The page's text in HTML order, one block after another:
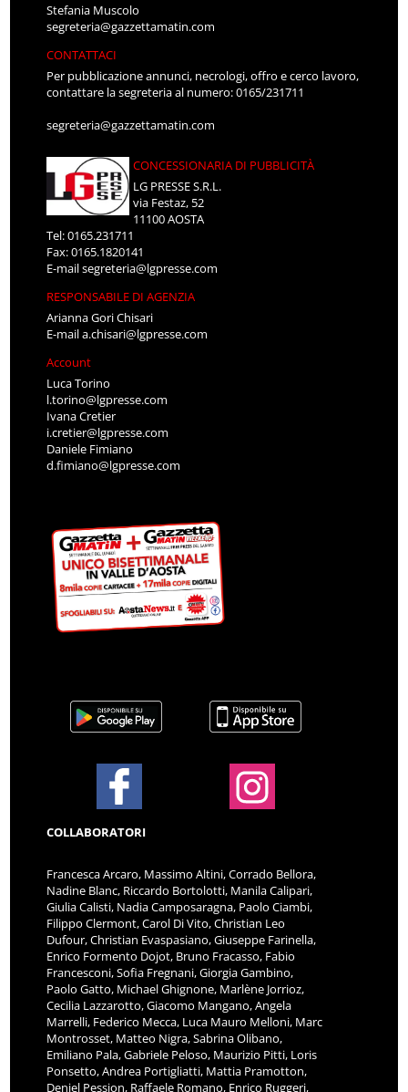
Stefania Muscolo
segreteria@gazzettamatin.com
CONTATTACI
Per pubblicazione annunci, necrologi, offro e cerco lavoro,
contattare la segreteria al numero: 0165/231711
segreteria@gazzettamatin.com
CONCESSIONARIA DI PUBBLICITÀ
LG PRESSE S.R.L.
via Festaz, 52
11100 AOSTA
Tel: 0165.231711
Fax: 0165.1820141
E-mailsegreteria@lgpresse.com
RESPONSABILE DI AGENZIA
Arianna Gori Chisari
E-maila.chisari@lgpresse.com
Account
Luca Torino
l.torino@lgpresse.com
Ivana Cretier
i.cretier@lgpresse.com
Daniele Fimiano
d.fimiano@lgpresse.com
COLLABORATORI
Francesca Arcaro, Massimo Altini, Corrado Bellora,
Nadine Blanc, Riccardo Bortolotti, Manila Calipari,
Giulia Calisti, Nadia Camposaragna, Paolo Ciambi,
Filippo Clermont, Carol Di Vito, Christian Leo
Dufour, Christian Evaspasiano, Giuseppe Farinella,
Enrico Formento Dojot, Bruno Fracasso, Fabio
Francesconi, Sofia Fregnani, Giorgia Gambino,
Paolo Gatto, Michael Ghignone, Marlène Jorrioz,
Cecilia Lazzarotto, Giacomo Mangano, Angela
Marrelli, Federico Mecca, Luca Mauro Melloni, Marc
Montrosset, Matteo Nigra, Sabrina Olibano,
Emiliano Pala, Gabriele Peloso, Maurizio Pitti, Loris
Ponsetto, Andrea Portigliatti, Mattia Pramotton,
Deniel Pession, Raffaele Romano, Enrico Ruggeri,